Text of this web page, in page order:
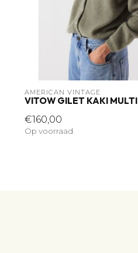
AMERICAN VINTAGE
VITOW GILET KAKI MULTI
€160,00
Op voorraad